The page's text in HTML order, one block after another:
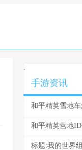
.
手游资讯
和平精英营地